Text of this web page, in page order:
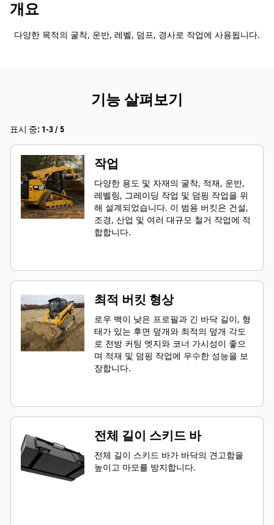
개요
다양한 목적의 굴착, 운반, 레벨, 덤프, 경사로 작업에 사용됩니다.
기능 살펴보기
표시 중: 1-3 / 5
작업
다양한 용도 및 자재의 굴착, 적재, 운반,
레벨링, 그레이딩 작업 및 덤핑 작업을 위
해 설계되었습니다. 이 범용 버킷은 건설,
조경, 산업 및 여러 대규모 철거 작업에 적
합합니다.
최적 버킷 형상
로우 백이 낮은 프로필과 긴 바닥 길이, 형
태가 있는 후면 덮개와 최적의 덮개 각도
로 전방 커팅 엣지와 코너 가시성이 좋으
며 적재 및 덤핑 작업에 우수한 성능을 보
장합니다.
전체 길이 스키드 바
전체 길이 스키드 바가 바닥의 견고함을
높이고 마모를 방지합니다.